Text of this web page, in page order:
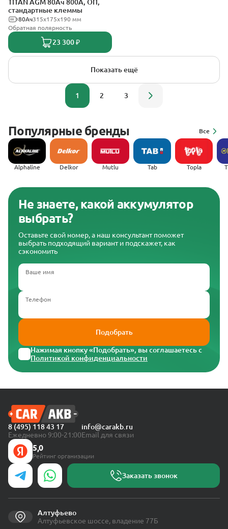
TITAN AGM 80Ач 800А, ОП,
стандартные клеммы
315x175x190 мм
80Ач
Обратная полярность
23 300 ₽
Показать ещё
1 2 3
Популярные бренды Все
Alphaline Delkor Mutlu Tab Topla
Не знаете, какой аккумулятор
выбрать?
Оставьте свой номер, а наш консультант поможет
выбрать подходящий вариант и подскажет, как
сэкономить
Ваше имя
Телефон
Подобрать
Нажимая кнопку «Подобрать», вы соглашаетесь с
Политикой конфиденциальности
8 (495) 118 43 17
Ежедневно 9:00-21:00
info@carakb.ru
Email для связи
5,0
Рейтинг организации
Заказать звонок
Алтуфьево
Алтуфьевское шоссе, владение 77Б